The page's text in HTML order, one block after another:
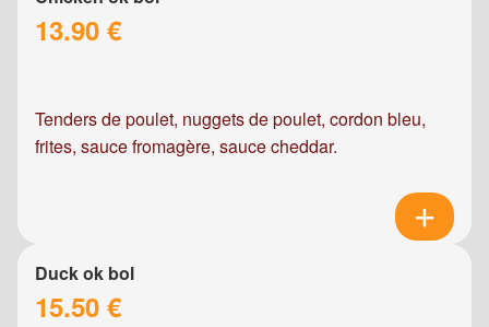
13.90 €
Tenders de poulet, nuggets de poulet, cordon bleu,
frites, sauce fromagère, sauce cheddar.
Duck ok bol
15.50 €